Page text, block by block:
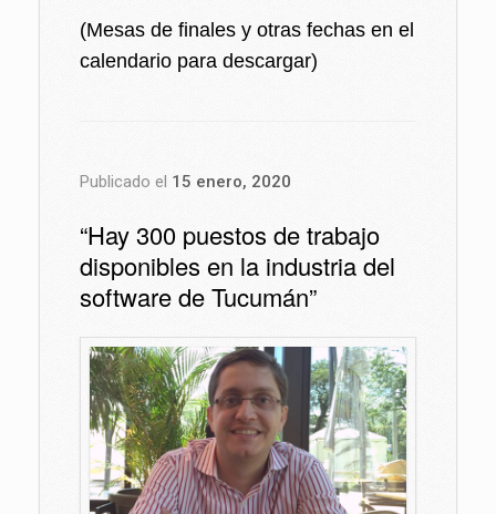
(Mesas de finales y otras fechas en el
calendario para descargar)
Publicado el 15 enero, 2020
“Hay 300 puestos de trabajo
disponibles en la industria del
software de Tucumán”